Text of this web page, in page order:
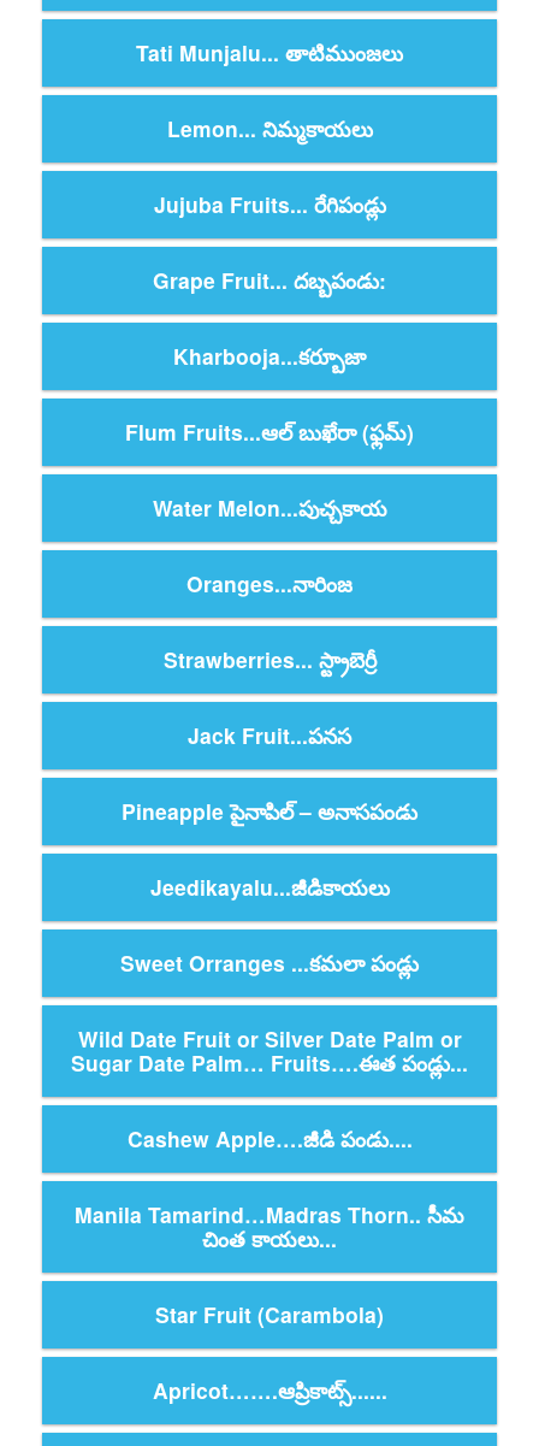
Tati Munjalu... తాటిముంజలు
Lemon... నిమ్మకాయలు
Jujuba Fruits... రేగిపండ్లు
Grape Fruit... దబ్బపండు:
Kharbooja...కర్బూజా
Flum Fruits...ఆల్ బుఖేరా (ఫ్లమ్)
Water Melon...పుచ్చకాయ
Oranges...నారింజ
Strawberries... స్ట్రాబెర్రీ
Jack Fruit...పనస
Pineapple పైనాపిల్ – అనాసపండు
Jeedikayalu...జీడికాయలు
Sweet Orranges ...కమలా పండ్లు
Wild Date Fruit or Silver Date Palm or
Sugar Date Palm… Fruits….ఈత పండ్లు...
Cashew Apple….జీడి పండు....
Manila Tamarind…Madras Thorn.. సీమ
చింత కాయలు...
Star Fruit (Carambola)
Apricot…….ఆప్రికాట్స్......